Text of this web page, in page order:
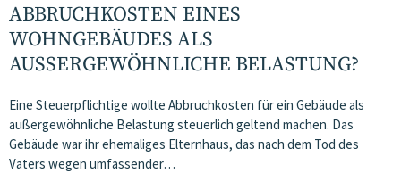
ABBRUCHKOSTEN EINES
WOHNGEBÄUDES ALS
AUSSERGEWÖHNLICHE BELASTUNG?
Eine Steuerpflichtige wollte Abbruchkosten für ein Gebäude als
außergewöhnliche Belastung steuerlich geltend machen. Das
Gebäude war ihr ehemaliges Elternhaus, das nach dem Tod des
Vaters wegen umfassender…